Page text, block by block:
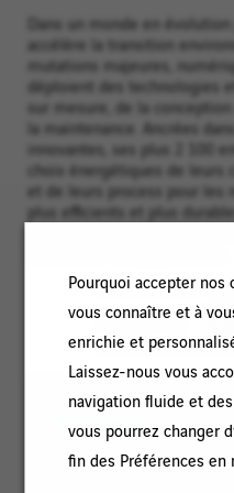
Pourquoi accepter nos
vous connaître et à
enrichie et
Laissez-nous vous
navigation fluide et
vous pourrez changer
fin des Préférences en
EN BREF
Dans un monde en
accélère la transition
mutations majeures,
déploient des technologies
sur mesure, de la
la maintenance. Ancrées
innovantes, ses plus 2 100
choix énergétiques de
et de leurs process pour les
plus efficients et plus
performance globale,
PARTAGER